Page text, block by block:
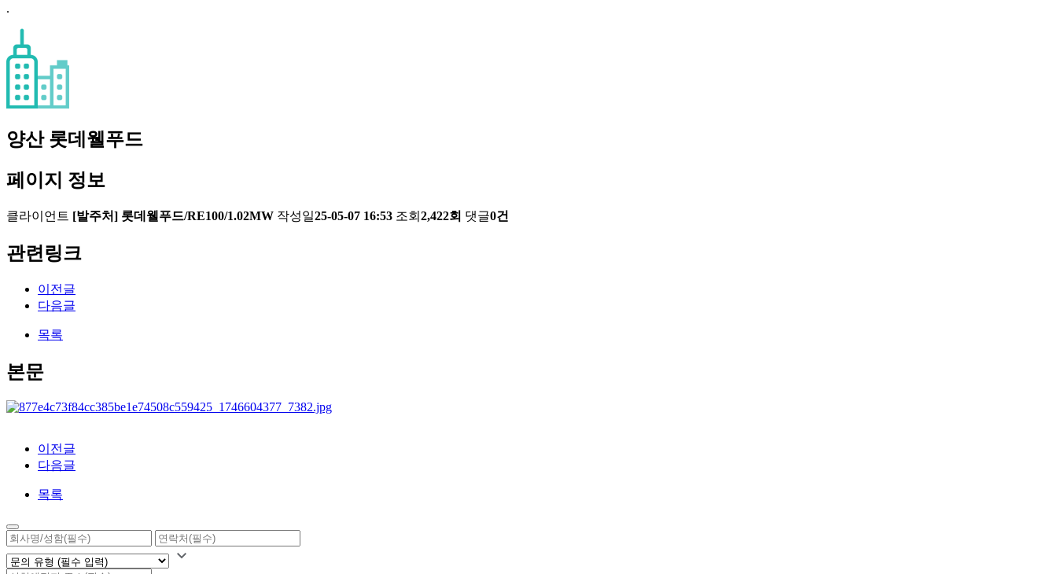
.
양산 롯데웰푸드
페이지 정보
클라이언트 [발주처] 롯데웰푸드/RE100/1.02MW 작성일25-05-07 16:53 조회 2,422회 댓글0건
관련링크
이전글
다음글
목록
본문
이전글
다음글
목록